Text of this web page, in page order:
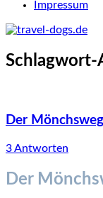
Impressum
Schlagwort-
Der
3 Antworten
Der